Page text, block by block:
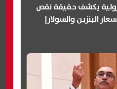
يكشف حقيقة نقص
البنزين والسولار|